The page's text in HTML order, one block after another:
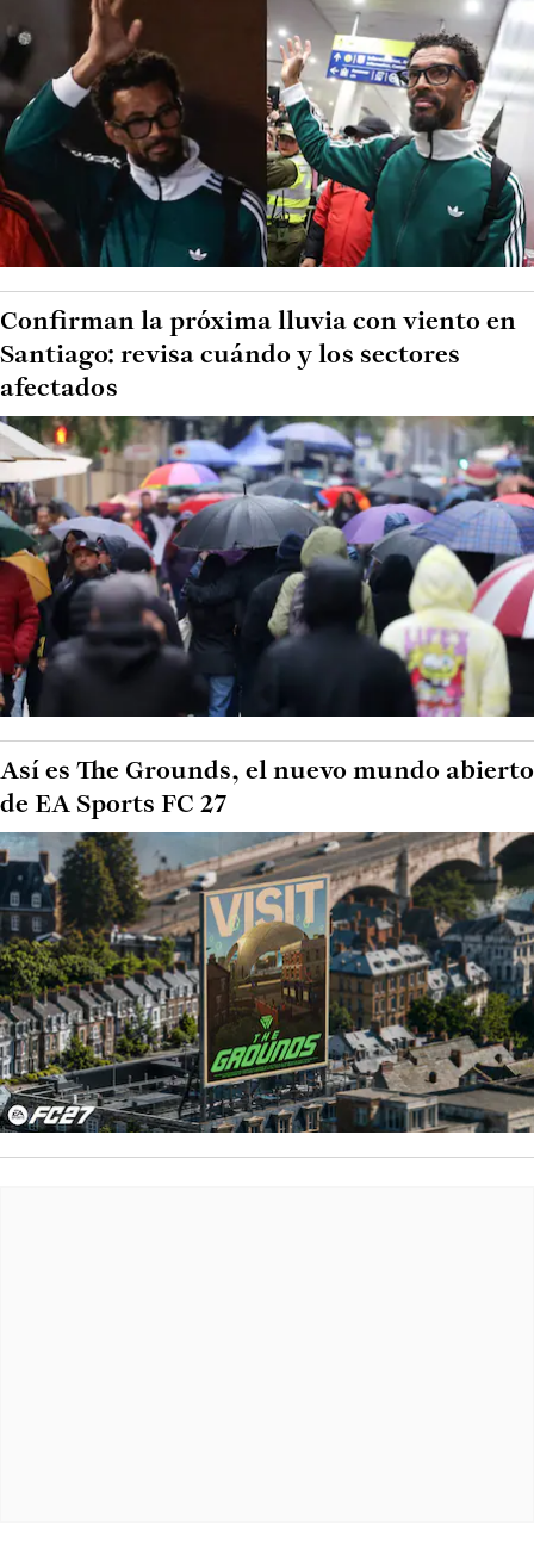
Confirman la próxima lluvia con viento en
Santiago: revisa cuándo y los sectores
afectados
Así es The Grounds, el nuevo mundo abierto
de EA Sports FC 27